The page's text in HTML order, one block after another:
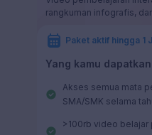
rangkuman infografis,
Paket aktif hingga 1
Yang kamu
Akses semua mata
SMA/SMK selama
>100rb video belajar